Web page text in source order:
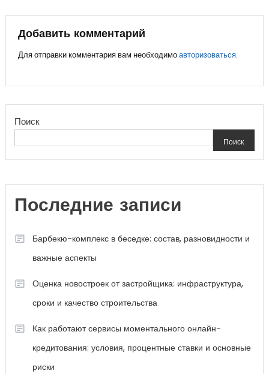
по
записям
Добавить комментарий
Для отправки комментария вам необходимоавторизоваться.
Поиск
Поиск
Последние записи
Барбекю-комплекс в беседке: состав, разновидности и
важные аспекты
Оценка новостроек от застройщика: инфраструктура,
сроки и качество строительства
Как работают сервисы моментального онлайн-
кредитования: условия, процентные ставки и основные
риски